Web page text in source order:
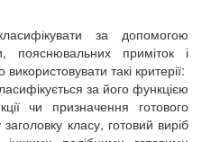
за допомогою
пояснювальних приміток і
такі критерії:
за його функцією
чи призначення готового
класу, готовий виріб